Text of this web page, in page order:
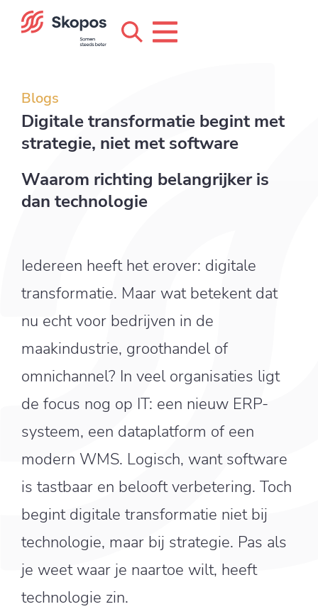
Blogs
Digitale transformatie begint met
strategie, niet met software
Waarom richting belangrijker is
dan technologie
Iedereen heeft het erover: digitale
transformatie. Maar wat betekent dat
nu echt voor bedrijven in de
maakindustrie, groothandel of
omnichannel? In veel organisaties ligt
de focus nog op IT: een nieuw ERP-
systeem, een dataplatform of een
modern WMS. Logisch, want software
is tastbaar en belooft verbetering. Toch
begint digitale transformatie niet bij
technologie, maar bij strategie. Pas als
je weet waar je naartoe wilt, heeft
technologie zin.